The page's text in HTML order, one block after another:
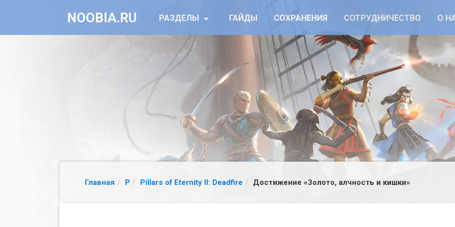
NOOBIA.RU РАЗДЕЛЫ ГАЙДЫ СОХРАНЕНИЯ СОТРУДНИЧЕСТВО О
Главная P Pillars of Eternity II: Deadfire Достижение «Золото, алчность и кишки»